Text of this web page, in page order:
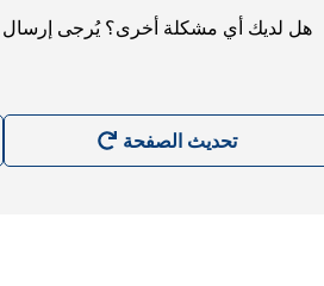
هل لديك أي مشكلة أخرى؟ يُرجى إرسال